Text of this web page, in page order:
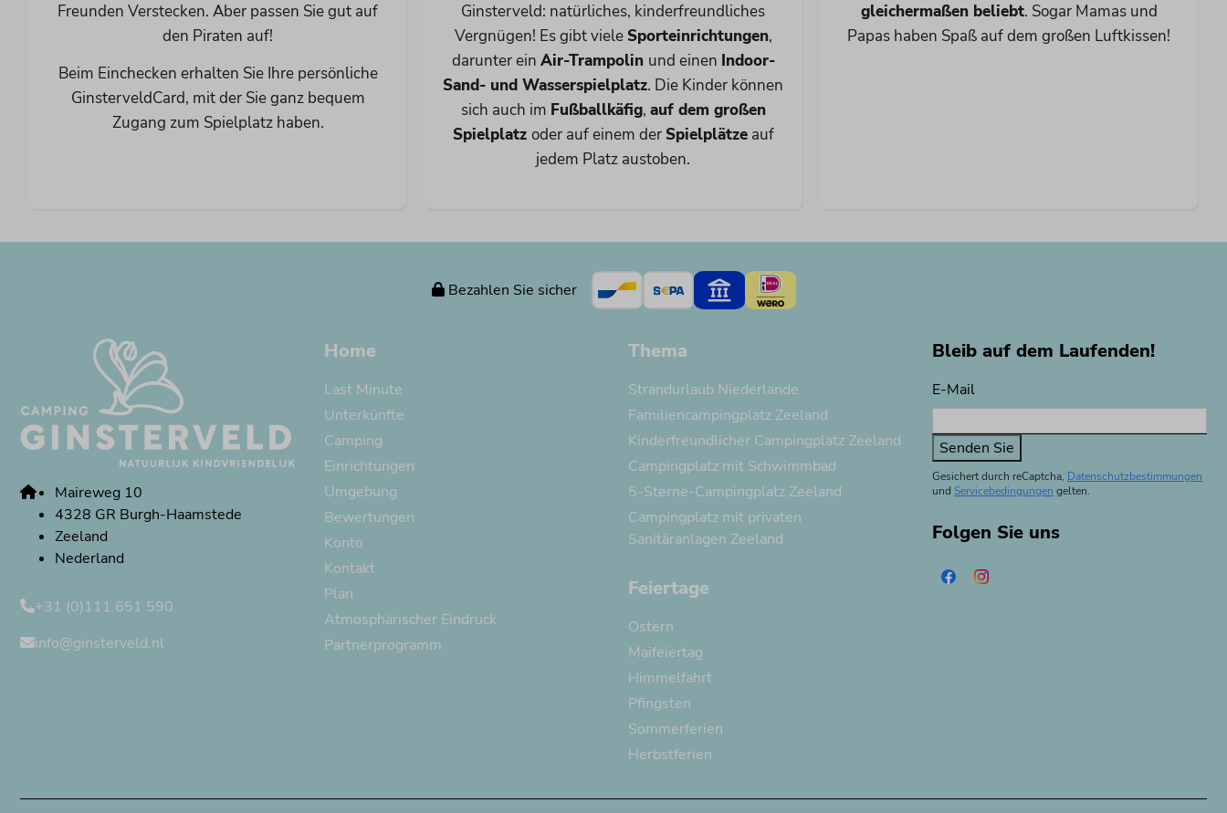
Freunden Verstecken. Aber passen Sie gut auf
den Piraten auf!
Beim Einchecken erhalten Sie Ihre persönliche
GinsterveldCard, mit der Sie ganz bequem
Zugang zum Spielplatz haben.
Ginsterveld: natürliches, kinderfreundliches
Vergnügen! Es gibt viele Sporteinrichtungen,
darunter ein Air-Trampolin und einen Indoor-
Sand- und Wasserspielplatz. Die Kinder können
sich auch im Fußballkäfig, auf dem großen
Spielplatz oder auf einem der Spielplätzeauf
jedem Platz austoben.
gleichermaßen beliebt. Sogar Mamas und
Papas haben Spaß auf dem großen Luftkissen!
Bezahlen Sie sicher
Maireweg 10
4328 GR Burgh-Haamstede
Zeeland
Nederland
+31 (0)111 651 590
info@ginsterveld.nl
Home
Last Minute
Unterkünfte
Camping
Einrichtungen
Umgebung
Bewertungen
Konto
Kontakt
Plan
Atmosphärischer Eindruck
Partnerprogramm
Thema
Strandurlaub Niederlande
Familiencampingplatz Zeeland
Kinderfreundlicher Campingplatz Zeeland
Campingplatz mit Schwimmbad
5-Sterne-Campingplatz Zeeland
Campingplatz mit privaten
Sanitäranlagen Zeeland
Feiertage
Ostern
Maifeiertag
Himmelfahrt
Pfingsten
Sommerferien
Herbstferien
Bleib auf dem Laufenden!
E-Mail
Senden Sie
Gesichert durch reCaptcha, Datenschutzbestimmungen
und Servicebedingungen gelten.
Folgen Sie uns